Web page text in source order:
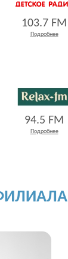
103.7 FM
Подробнее
94.5 FM
Подробнее